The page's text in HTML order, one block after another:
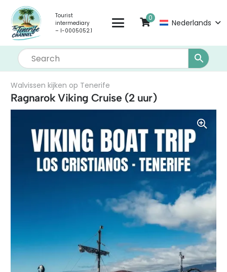
Tourist
intermediary
– I-0005052.1
0
Nederlands
Walvissen kijken op Tenerife
Ragnarok Viking Cruise (2 uur)